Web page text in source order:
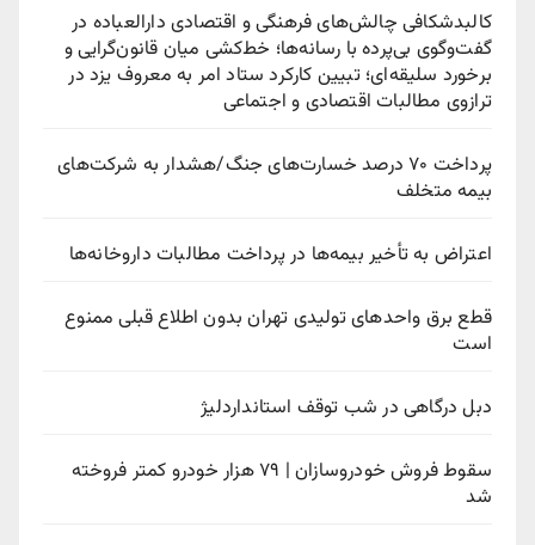
کالبدشکافی چالش‌های فرهنگی و اقتصادی دارالعباده در
گفت‌وگوی بی‌پرده با رسانه‌ها؛ خط‌کشی میان قانون‌گرایی و
برخورد سلیقه‌ای؛ تبیین کارکرد ستاد امر به معروف یزد در
ترازوی مطالبات اقتصادی و اجتماعی
پرداخت ۷۰ درصد خسارت‌های جنگ/هشدار به شرکت‌های
بیمه متخلف
اعتراض به تأخیر بیمه‌ها در پرداخت مطالبات داروخانه‌ها
قطع برق واحدهای تولیدی تهران بدون اطلاع قبلی ممنوع
است
دبل درگاهی در شب توقف استانداردلیژ
سقوط فروش خودروسازان | ۷۹ هزار خودرو کمتر فروخته
شد